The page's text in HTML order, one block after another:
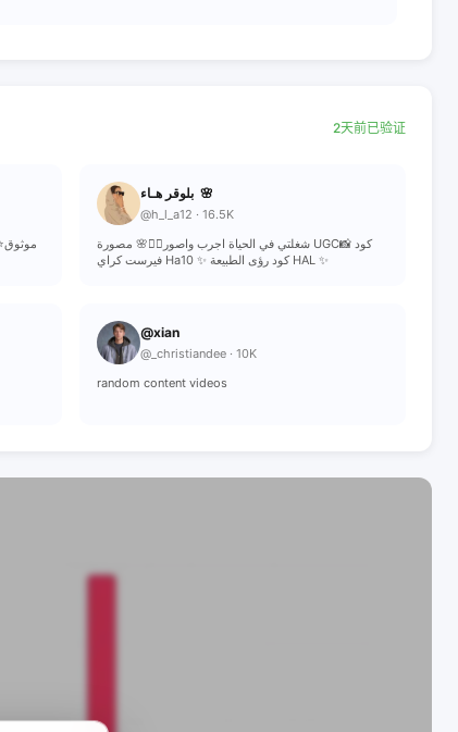
2天前已验证
بلوقر هـاء 🌸
@h_l_a12 · 16.5K
شغلتي في الحياة اجرب واصور🙋‍♀️🌸 مصورة UGC📸 كود
فيرست كراي Ha10 ✨ كود رؤى الطبيعة HAL ✨
@xian
@_christiandee · 10K
random content videos